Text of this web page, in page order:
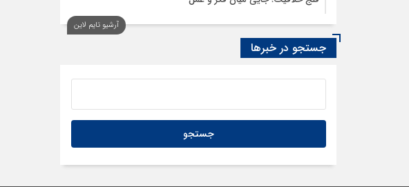
رسانه، حلقه پیوند میدان اقتصاد و عرصه تصمیم‌گیری است
9 ساعت قبل
آرشیو تایم لاین
جستجو در خبرها